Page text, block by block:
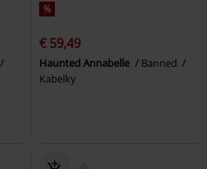
%
€ 59,49
Haunted Annabelle
Banned
Kabelky